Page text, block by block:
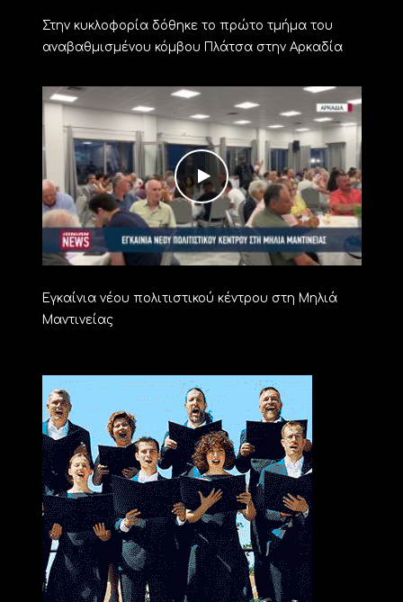
Στην κυκλοφορία δόθηκε το πρώτο τμήμα του
αναβαθμισμένου κόμβου Πλάτσα στην Αρκαδία
Εγκαίνια νέου πολιτιστικού κέντρου στη Μηλιά
Μαντινείας